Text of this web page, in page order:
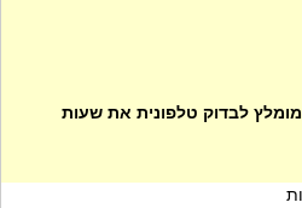
לבדוק טלפונית את שעות